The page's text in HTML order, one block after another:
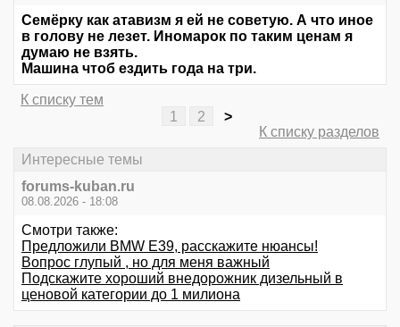
Семёрку как атавизм я ей не советую. А что иное
в голову не лезет. Иномарок по таким ценам я
думаю не взять.
Машина чтоб ездить года на три.
К списку тем
1
2
>
К списку разделов
Интересные темы
forums-kuban.ru
08.08.2026 - 18:08
Смотри также:
Предложили BMW E39, расскажите нюансы!
Вопрос глупый , но для меня важный
Подскажите хороший внедорожник дизельный в
ценовой категории до 1 милиона